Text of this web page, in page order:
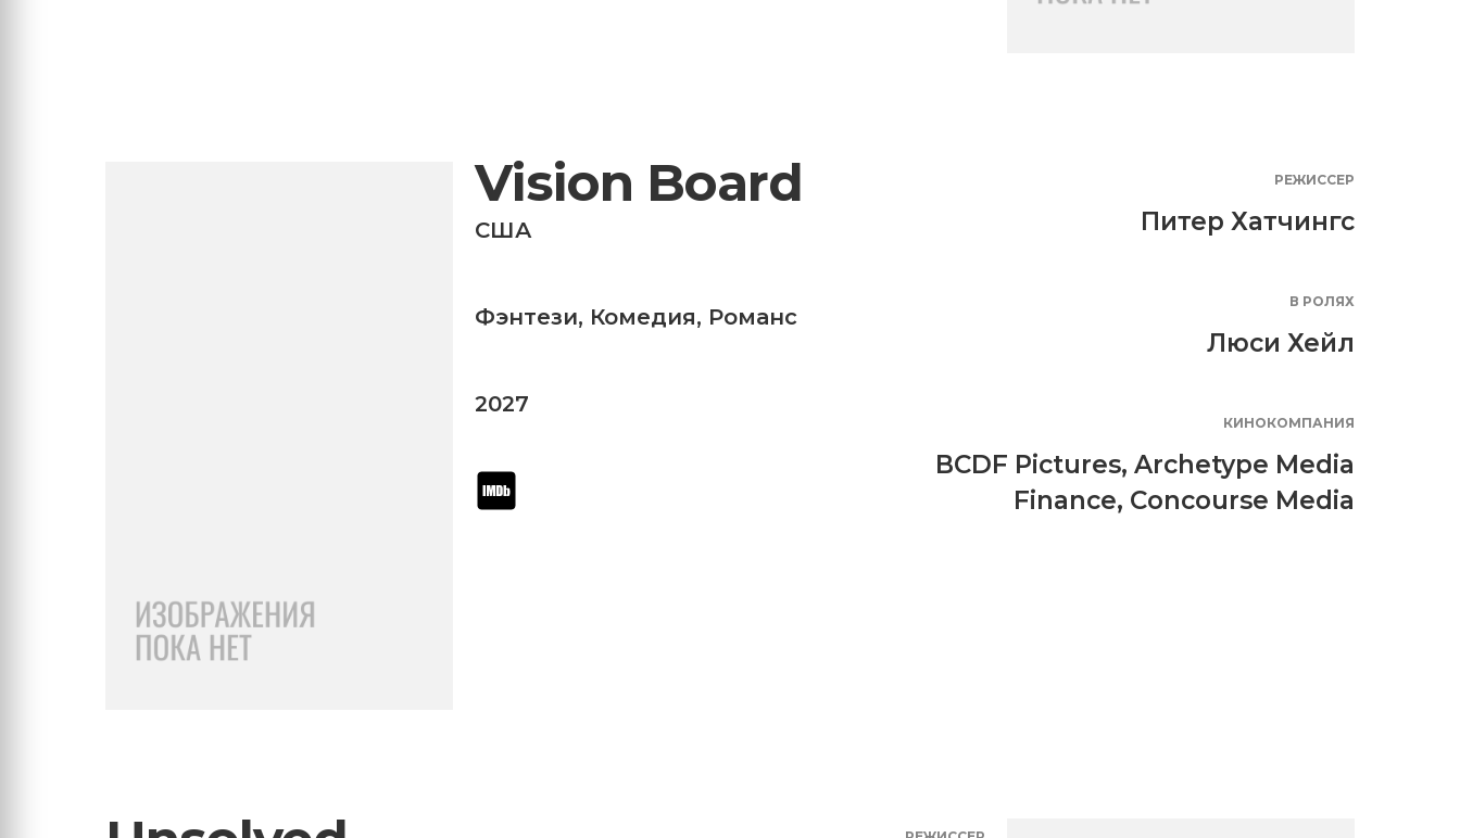
Vision Board
США
Фэнтези, Комедия, Романс
2027
РЕЖИССЕР
Питер Хатчингс
В РОЛЯХ
Люси Хейл
КИНОКОМПАНИЯ
BCDF Pictures, Archetype Media
Finance, Concourse Media